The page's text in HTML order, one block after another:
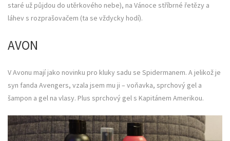
staré už půjdou do utěrkového nebe), na Vánoce stříbrné řetězy a
láhev s rozprašovačem (ta se vždycky hodí).
AVON
V Avonu mají jako novinku pro kluky sadu se Spidermanem. A jelikož je
syn fanda Avengers, vzala jsem mu ji – voňavka, sprchový gel a
šampon a gel na vlasy. Plus sprchový gel s Kapitánem Amerikou.